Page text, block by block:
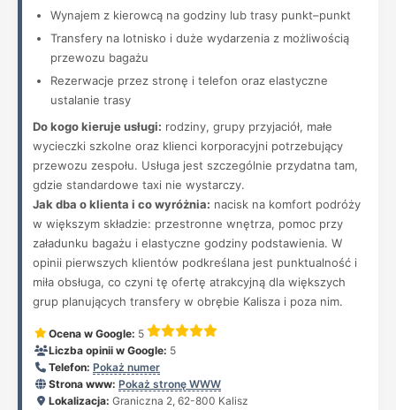
Wynajem z kierowcą na godziny lub trasy punkt–punkt
Transfery na lotnisko i duże wydarzenia z możliwością
przewozu bagażu
Rezerwacje przez stronę i telefon oraz elastyczne
ustalanie trasy
Do kogo kieruje usługi: rodziny, grupy przyjaciół, małe
wycieczki szkolne oraz klienci korporacyjni potrzebujący
przewozu zespołu. Usługa jest szczególnie przydatna tam,
gdzie standardowe taxi nie wystarczy.
Jak dba o klienta i co wyróżnia: nacisk na komfort podróży
w większym składzie: przestronne wnętrza, pomoc przy
załadunku bagażu i elastyczne godziny podstawienia. W
opinii pierwszych klientów podkreślana jest punktualność i
miła obsługa, co czyni tę ofertę atrakcyjną dla większych
grup planujących transfery w obrębie Kalisza i poza nim.
Ocena w Google: 5
Liczba opinii w Google: 5
Telefon: Pokaż numer
Strona www: Pokaż stronę WWW
Lokalizacja: Graniczna 2, 62-800 Kalisz